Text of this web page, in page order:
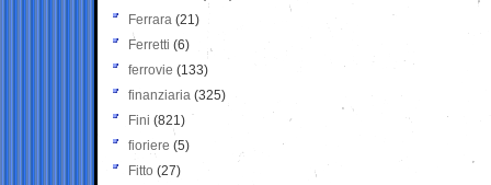
Ferrara (21)
Ferretti (6)
ferrovie (133)
finanziaria (325)
Fini (821)
fioriere (5)
Fitto (27)